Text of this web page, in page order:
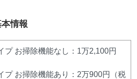
情報
プ お掃除機能なし：1万2,100円
プ お掃除機能あり：2万900円（税